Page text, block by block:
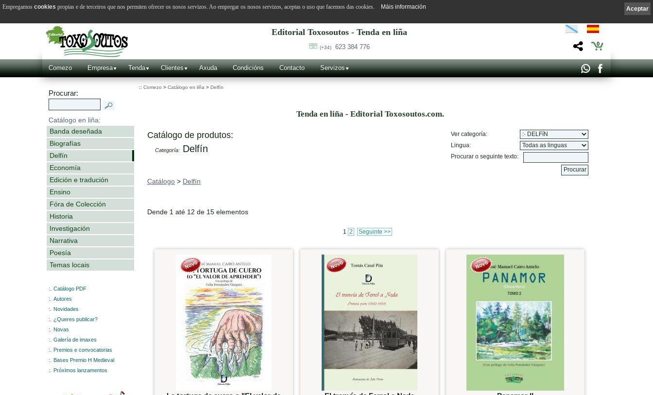
Editorial Toxosoutos - Tenda en liña
(+34) 623 384 776 0
Comezo Empresa Tenda Clientes Axuda Condicións Contacto Servizos
Procurar:
Catálogo en liña:
Banda deseñada
Biografías
Delfín
Economía
Edición e tradución
Ensino
Fóra de Colección
Historia
Investigación
Narrativa
Poesía
Temas locais
:.
Catálogo PDF
:.
Autores
:.
Novidades
:.
¿Queres publicar?
:.
Novas
:.
Galería de imaxes
:.
Premios e convocatorias
:.
Bases Premio H Medieval
:.
Próximos lanzamentos
:: Comezo > Catálogo en liña > Delfín
Tenda en liña - Editorial Toxosoutos.com.
Catálogo de produtos:
Categoría: Delfín
Ver categoría:
Lingua:
Procurar o seguinte texto:
Catálogo > Delfín
Dende 1 até 12 de 15 elementos
1 2 Seguinte >>
Aceptar
Empregamos cookies propias e de terceiros que nos permiten ofrecer os nosos servizos. Ao empregar os nosos servizos, aceptas o uso que facemos das cookies. Máis información